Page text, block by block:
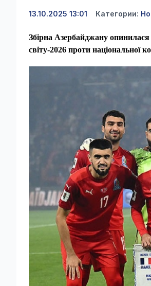
13.10.2025 13:01 Категории:
Збірна Азербайджану опинилася
світу-2026 проти національної